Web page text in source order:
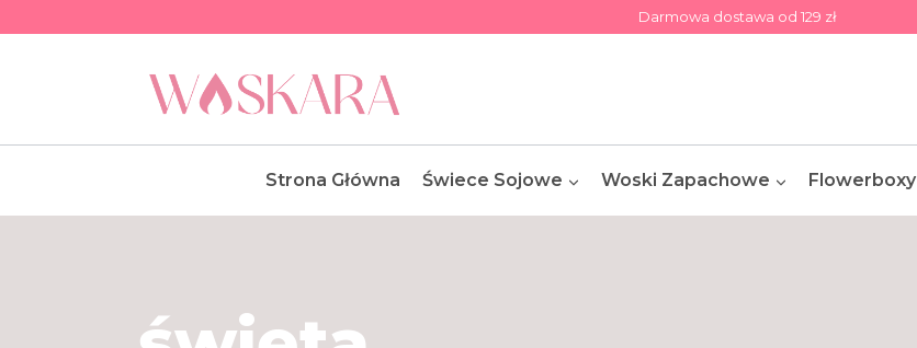
Darmowa dostawa od 129 zł
Strona Główna Świece Sojowe Woski Zapachowe Flowerboxy